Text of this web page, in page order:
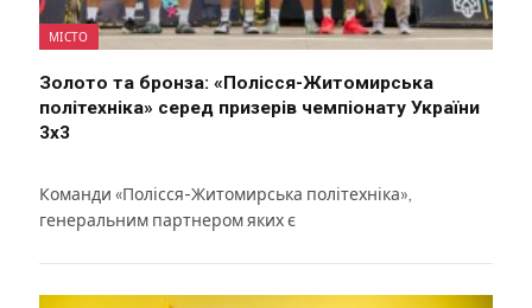
МІСТО
Золото та бронза: «Полісся-Житомирська
політехніка» серед призерів чемпіонату України
3х3
Команди «Полісся-Житомирська політехніка»,
генеральним партнером яких є